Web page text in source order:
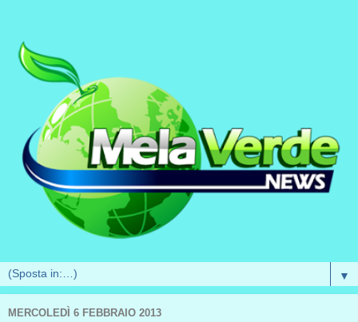
▼
MERCOLEDÌ 6 FEBBRAIO 2013